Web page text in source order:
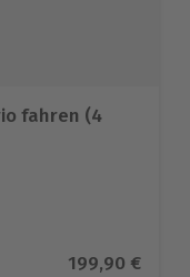
fahren (4
Aktueller
199,90 €